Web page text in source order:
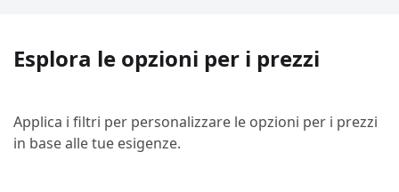
Esplora le opzioni per i prezzi
Applica i filtri per personalizzare le opzioni per i prezzi
in base alle tue esigenze.